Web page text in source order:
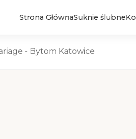
Strona GłównaSuknie ślubne
Ślubne
- Bytom Katowice